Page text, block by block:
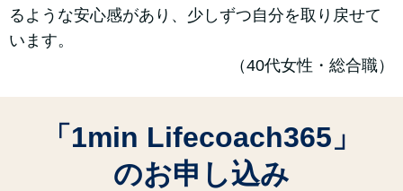
るような安心感があり、少しずつ自分を取り戻せて
います。
（40代女性・総合職）
「1min Lifecoach365」
のお申し込み